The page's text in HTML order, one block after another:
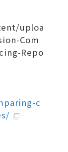
uploa
Com
Repo
c